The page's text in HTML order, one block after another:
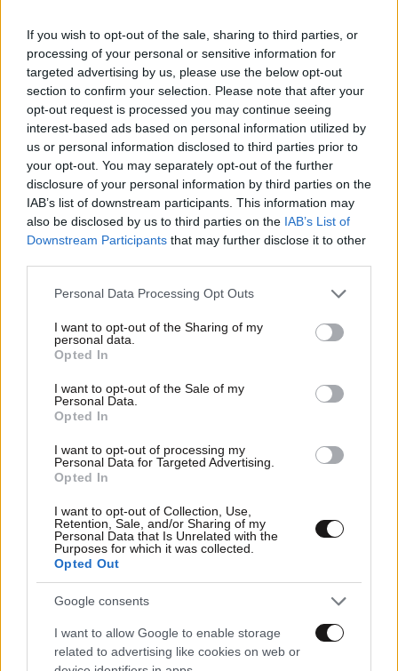
If you wish to opt-out of the sale, sharing to third parties, or
processing of your personal or sensitive information for
targeted advertising by us, please use the below opt-out
section to confirm your selection. Please note that after your
opt-out request is processed you may continue seeing
interest-based ads based on personal information utilized by
us or personal information disclosed to third parties prior to
your opt-out. You may separately opt-out of the further
disclosure of your personal information by third parties on the
IAB’s list of downstream participants. This information may
also be disclosed by us to third parties on the IAB’s List of
Downstream Participants that may further disclose it to other
Please note that this website/app uses one or more Google
not limited to your visit or usage behaviour. You may click to
grant or deny consent to Google and its third-party tags to
use your data for below specified purposes in below Google
consent section.
Personal Data Processing Opt Outs
I want to opt-out of the Sharing of my
personal data.
Opted In
I want to opt-out of the Sale of my
Personal Data.
Opted In
I want to opt-out of processing my
Personal Data for Targeted Advertising.
Opted In
I want to opt-out of Collection, Use,
Retention, Sale, and/or Sharing of my
Personal Data that Is Unrelated with the
Purposes for which it was collected.
Opted Out
Google consents
I want to allow Google to enable storage
related to advertising like cookies on web or
08·05·2025 16:21
Τίτλοι τέλους για τον ιστορικό φούρνο του Γεωργιάδη
29·04·2025 08:51
φορούν άρωμα ή κολόνια – Γιατί δεν τους αφήνει να
μπουν στο μαγαζί